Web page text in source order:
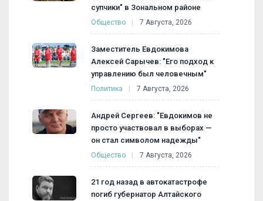
супчики" в Зональном районе
Общество 7 Августа, 2026
Заместитель Евдокимова
Алексей Сарычев: "Его подход к
управлению был человечным"
Политика 7 Августа, 2026
Андрей Сергеев: "Евдокимов не
просто участвовал в выборах —
он стал символом надежды"
Общество 7 Августа, 2026
21 год назад в автокатастрофе
погиб губернатор Алтайского